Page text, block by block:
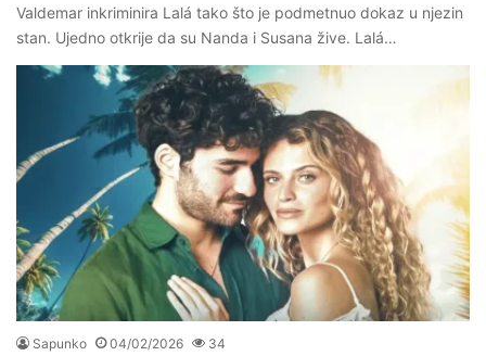
Valdemar inkriminira Lalá tako što je podmetnuo dokaz u njezin
stan. Ujedno otkrije da su Nanda i Susana žive. Lalá…
Sapunko 04/02/2026 34